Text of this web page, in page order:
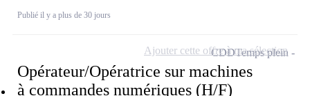
Publié il y a plus de 30 jours
Opérateur/Opératrice sur machines
à commandes numériques (H/F)
CDDTemps plein
Ajouter cette offre à ma sélection